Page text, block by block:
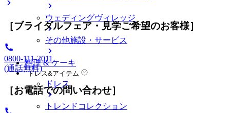
ウェディングヴィレッジ
その他施設・サービス
料理 & ケーキ
ドレス&アイテム
ドレス
トレンドコレクション
［ブライダルフェア・見学ご希望のお客様］
0800-111-2011
(通話無料)
［お電話での問い合わせ］